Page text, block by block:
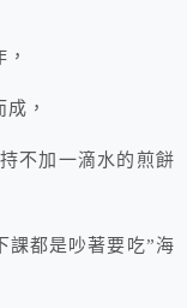
，
不加一滴水的煎餅
課都是吵著要吃”海